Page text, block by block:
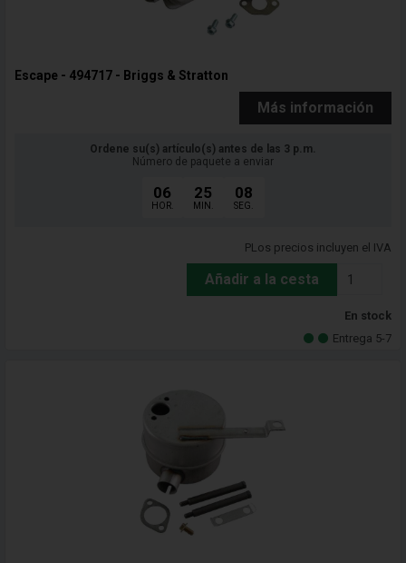
Escape - 494717 - Briggs & Stratton
Más información
Ordene su(s) artículo(s) antes de las 3 p.m.
Número de paquete a enviar
06
HOR.
25
MIN.
06
SEG.
PLos precios incluyen el IVA
Añadir a la cesta
En stock
Entrega 5-7